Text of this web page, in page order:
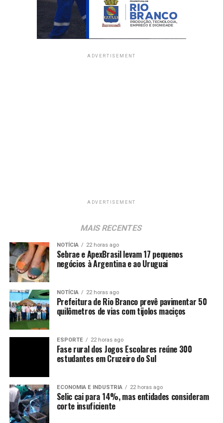
ADVERTISEMENT
ADVERTISEMENT
MAIS RECENTES
NOTÍCIA 22 horas ago
Sebrae e ApexBrasil levam 17 pequenos
negócios à Argentina e ao Uruguai
NOTÍCIA 22 horas ago
Prefeitura de Rio Branco prevê pavimentar 50
quilômetros de vias com tijolos maciços
ESPORTE 22 horas ago
Fase rural dos Jogos Escolares reúne 300
estudantes em Cruzeiro do Sul
ECONOMIA E INDUSTRIA 22 horas ago
Selic cai para 14%, mas entidades consideram
corte insuficiente